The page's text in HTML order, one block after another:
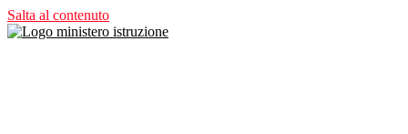
Salta al contenuto